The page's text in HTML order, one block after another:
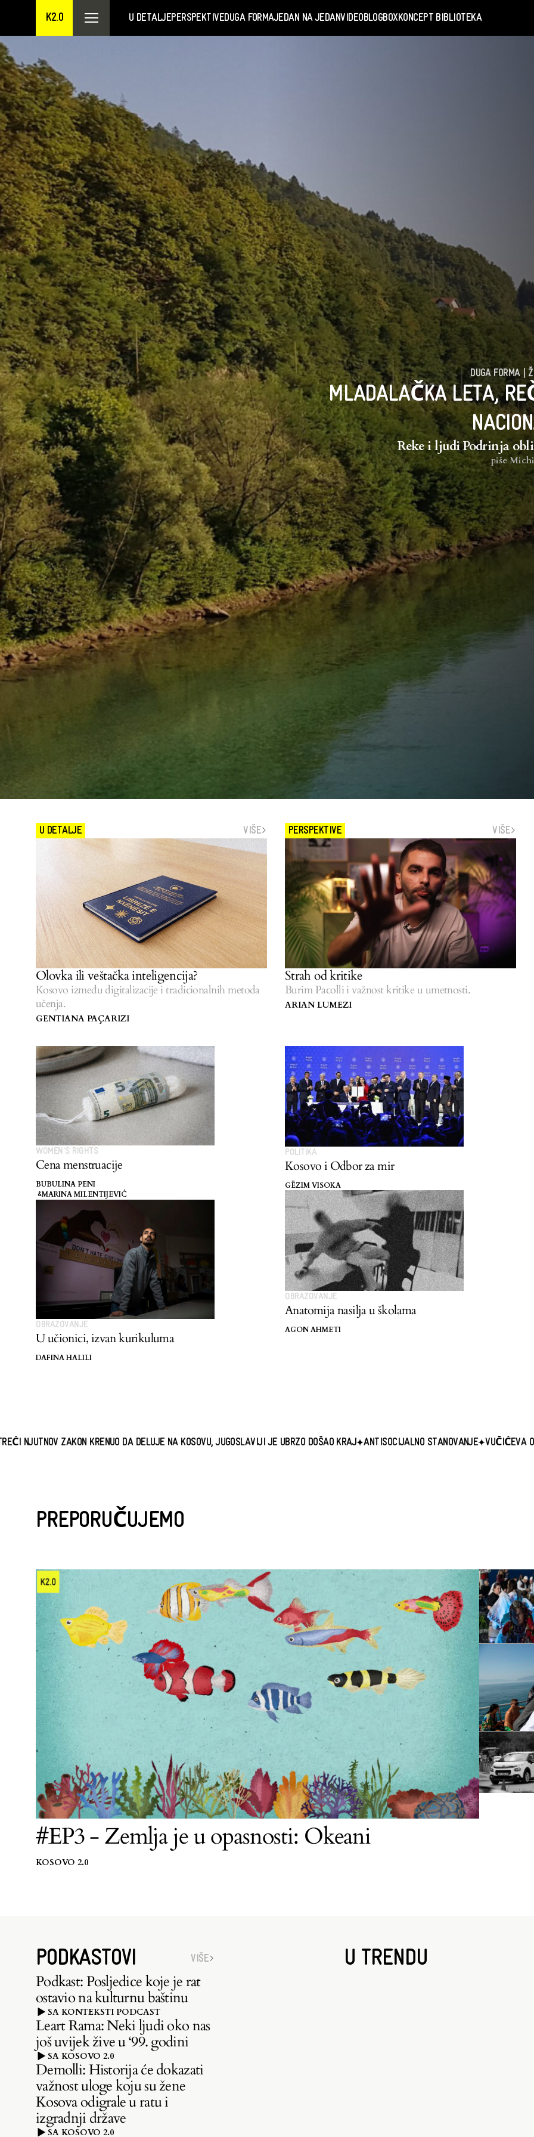
K2.0 U DETALJEPERSPEKTIVEDUGA FORMAJEDAN NA JEDANVIDEOBLOGBOXKONCEPT BIBLIOTEKA
DUGA FORMA|
MLADALAČKA LETA,
Reke i ljudi Podrinja
piše
U DETALJE VIŠE
Olovka ili veštačka inteligencija?
Kosovo između digitalizacije i tradicionalnih metoda
učenja.
GENTIANA PAÇARIZI
WOMEN'S RIGHTS
Cena menstruacije
BUBULINA PENI
&MARINA MILENTIJEVIĆ
OBRAZOVANJE
U učionici, izvan kurikuluma
DAFINA HALILI
PERSPEKTIVE VIŠE
Strah od kritike
Burim Pacolli i važnost kritike u umetnosti.
ARIAN LUMEZI
POLITIKA
Kosovo i Odbor za mir
GËZIM VISOKA
OBRAZOVANJE
Anatomija nasilja u školama
AGON AHMETI
KRENUO DA DELUJE NA KOSOVU, JUGOSLAVIJI JE UBRZO DOŠAO KRAJ ANTISOCIJALNO STANOVANJE VUČIĆEVA OPOZICIJA
PREPORUČUJEMO
#EP3 - Zemlja je u opasnosti: Okeani
KOSOVO 2.0
PODKASTOVI VIŠE
Podkast: Posljedice koje je rat
ostavio na kulturnu baštinu
SA KONTEKSTI PODCAST
Leart Rama: Neki ljudi oko nas
još uvijek žive u ‘99. godini
SA KOSOVO 2.0
Demolli: Historija će dokazati
važnost uloge koju su žene
Kosova odigrale u ratu i
izgradnji države
SA KOSOVO 2.0
U TRENDU